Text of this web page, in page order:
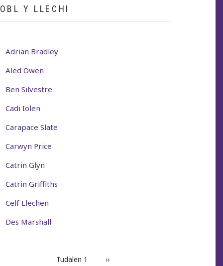
Y LLECHI
Adrian Bradley
Aled Owen
Ben Silvestre
Cadi Iolen
Carapace Slate
Carwyn Price
Catrin Glyn
Catrin Griffiths
Celf Llechen
Des Marshall
Tudalen 1 Next
››